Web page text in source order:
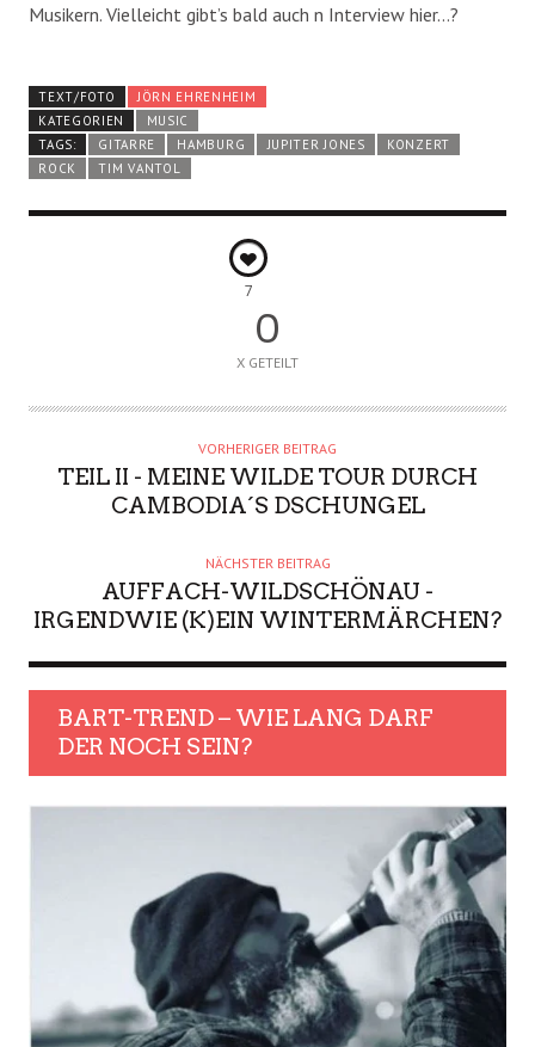
Musikern. Vielleicht gibt’s bald auch n Interview hier…?
TEXT/FOTO
JÖRN EHRENHEIM
KATEGORIEN
MUSIC
TAGS:
GITARRE HAMBURG JUPITER JONES
KONZERT
ROCK
TIM VANTOL
7
0
X GETEILT
VORHERIGER BEITRAG
TEIL II - MEINE WILDE TOUR DURCH
CAMBODIA´S DSCHUNGEL
NÄCHSTER BEITRAG
AUFFACH-WILDSCHÖNAU -
IRGENDWIE (K)EIN WINTERMÄRCHEN?
BART-TREND – WIE LANG DARF
DER NOCH SEIN?